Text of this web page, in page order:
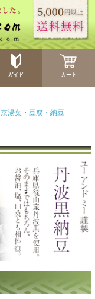
ガイド カート
京湯葉・豆腐・納豆